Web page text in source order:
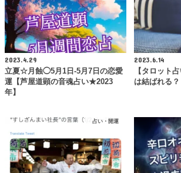
2023.4.29
立夏☆月蝕◯5月1日-5月7日の恋愛
運【芦屋道顕の音魂占い★2023
年】
2023.6.14
【タロット
は結ばれる？
占い・開運